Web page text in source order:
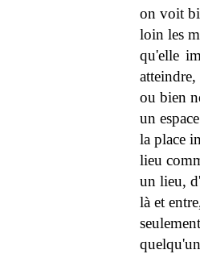
on voit
loin les
qu'elle
atteindre,
ou bien
un
la place
lieu
un lieu,
là et